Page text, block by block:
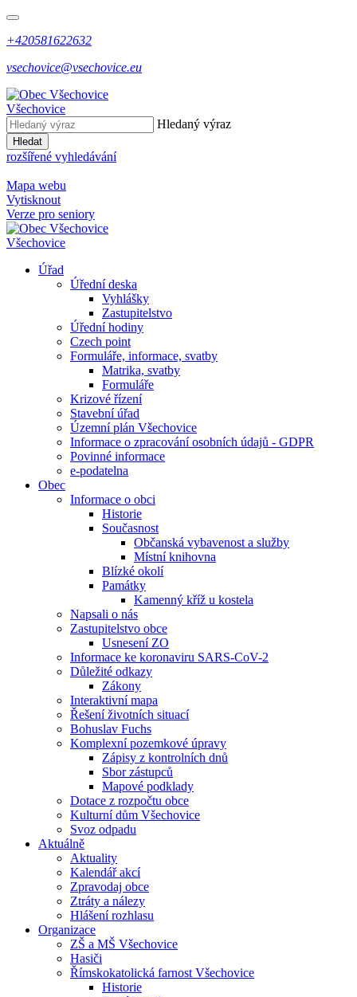
+420581622632
vsechovice@vsechovice.eu
Všechovice
Hledaný výraz
Hledat
rozšířené vyhledávání
Mapa webu
Vytisknout
Verze pro seniory
Všechovice
Úřad
Úřední deska
Vyhlášky
Zastupitelstvo
Úřední hodiny
Czech point
Formuláře, informace, svatby
Matrika, svatby
Formuláře
Krizové řízení
Stavební úřad
Územní plán Všechovice
Informace o zpracování osobních údajů - GDPR
Povinné informace
e-podatelna
Obec
Informace o obci
Historie
Současnost
Občanská vybavenost a služby
Místní knihovna
Blízké okolí
Památky
Kamenný kříž u kostela
Napsali o nás
Zastupitelstvo obce
Usnesení ZO
Informace ke koronaviru SARS-CoV-2
Důležité odkazy
Zákony
Interaktivní mapa
Řešení životních situací
Bohuslav Fuchs
Komplexní pozemkové úpravy
Zápisy z kontrolních dnů
Sbor zástupců
Mapové podklady
Dotace z rozpočtu obce
Kulturní dům Všechovice
Svoz odpadu
Aktuálně
Aktuality
Kalendář akcí
Zpravodaj obce
Ztráty a nálezy
Hlášení rozhlasu
Organizace
ZŠ a MŠ Všechovice
Hasiči
Římskokatolická farnost Všechovice
Historie